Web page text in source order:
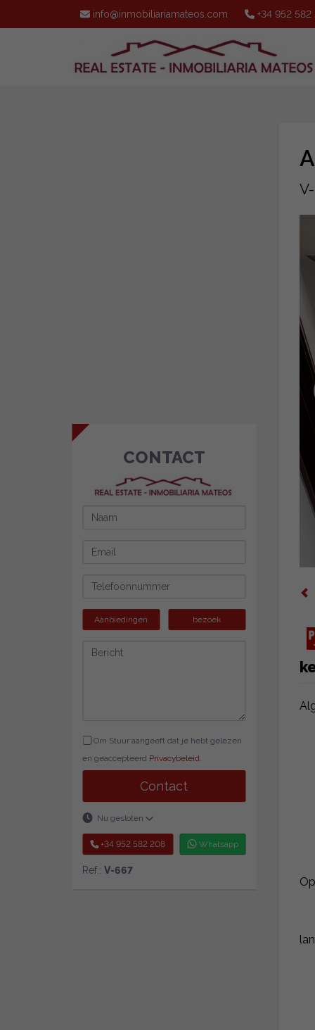
info@inmobiliariamateos.com +34 952
CONTACT
Aanbiedingen bezoek
Om Stuur aangeeft dat je hebt gelezen
en geaccepteerd Privacybeleid.
Contact
Nu gesloten
+34 952 582 208 Whatsapp
Ref.: V-667